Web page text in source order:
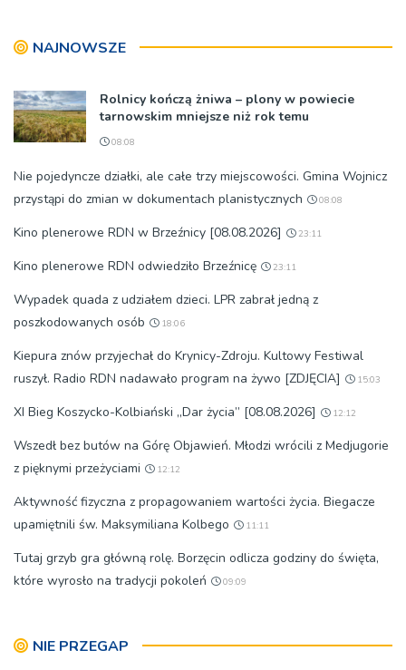
NAJNOWSZE
Rolnicy kończą żniwa – plony w powiecie
tarnowskim mniejsze niż rok temu
08:08
Nie pojedyncze działki, ale całe trzy miejscowości. Gmina Wojnicz
przystąpi do zmian w dokumentach planistycznych
08:08
Kino plenerowe RDN w Brzeźnicy [08.08.2026] 23:11
Kino plenerowe RDN odwiedziło Brzeźnicę 23:11
Wypadek quada z udziałem dzieci. LPR zabrał jedną z
poszkodowanych osób
18:06
Kiepura znów przyjechał do Krynicy-Zdroju. Kultowy Festiwal
ruszył. Radio RDN nadawało program na żywo [ZDJĘCIA]
15:03
XI Bieg Koszycko-Kolbiański „Dar życia” [08.08.2026] 12:12
Wszedł bez butów na Górę Objawień. Młodzi wrócili z Medjugorie
z pięknymi przeżyciami
12:12
Aktywność fizyczna z propagowaniem wartości życia. Biegacze
upamiętnili św. Maksymiliana Kolbego
11:11
Tutaj grzyb gra główną rolę. Borzęcin odlicza godziny do święta,
które wyrosło na tradycji pokoleń
09:09
NIE PRZEGAP